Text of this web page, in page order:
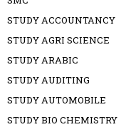
STUDY ACCOUNTANCY
STUDY AGRI SCIENCE
STUDY ARABIC
STUDY AUDITING
STUDY AUTOMOBILE
STUDY BIO CHEMISTRY